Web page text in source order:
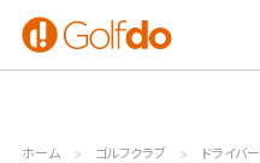
ゴルフ
クラブ
ゴルフ用品
ホーム ゴルフクラブ ドライバー